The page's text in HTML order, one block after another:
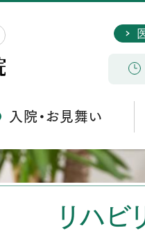
入院・お見舞い
リハビ